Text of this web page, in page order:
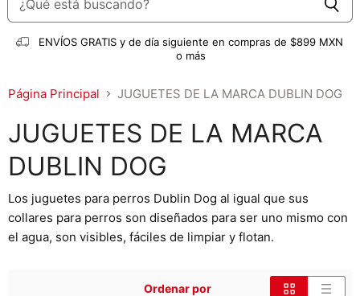
ENVÍOS GRATIS y de día siguiente en compras de $899 MXN
o más
Página Principal JUGUETES DE LA MARCA DUBLIN DOG
JUGUETES DE LA MARCA
DUBLIN DOG
Los juguetes para perros Dublin Dog al igual que sus
collares para perros son diseñados para ser uno mismo con
el agua, son visibles, fáciles de limpiar y flotan.
Ordenar por